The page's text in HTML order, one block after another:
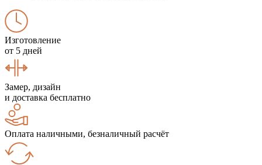
Изготовление
от 5 дней
Замер, дизайн
и доставка бесплатно
Оплата наличными, безналичный расчёт